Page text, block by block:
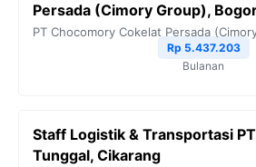
Persada (Cimory Group),
PT Chocomory Cokelat Persada
Rp 5.437.203
Bulanan
Staff Logistik & Transportasi
Tunggal, Cikarang